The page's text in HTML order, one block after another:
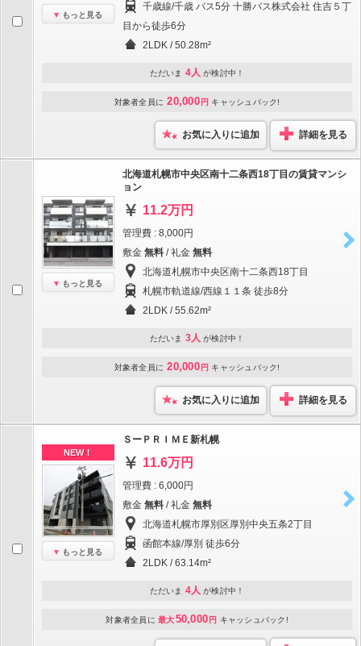
もっと見る
千歳線/千歳 バス5分 十勝バス株式会社 住吉５丁
目から徒歩6分
2LDK / 50.28m²
ただいま 4人 が検討中！
対象者全員に 20,000 円 キャッシュバック!
お気に入りに追加 詳細を見る
もっと見る
北海道札幌市中央区南十二条西18丁目の賃貸マンシ
ョン
11.2万円
管理費 : 8,000円
敷金 無料 / 礼金 無料
北海道札幌市中央区南十二条西18丁目
札幌市軌道線/西線１１条 徒歩8分
2LDK / 55.62m²
ただいま 3人 が検討中！
対象者全員に 20,000 円 キャッシュバック!
お気に入りに追加 詳細を見る
NEW！
もっと見る
ＳーＰＲＩＭＥ新札幌
11.6万円
管理費 : 6,000円
敷金 無料 / 礼金 無料
北海道札幌市厚別区厚別中央五条2丁目
函館本線/厚別 徒歩6分
2LDK / 63.14m²
ただいま 4人 が検討中！
対象者全員に 最大50,000 円 キャッシュバック!